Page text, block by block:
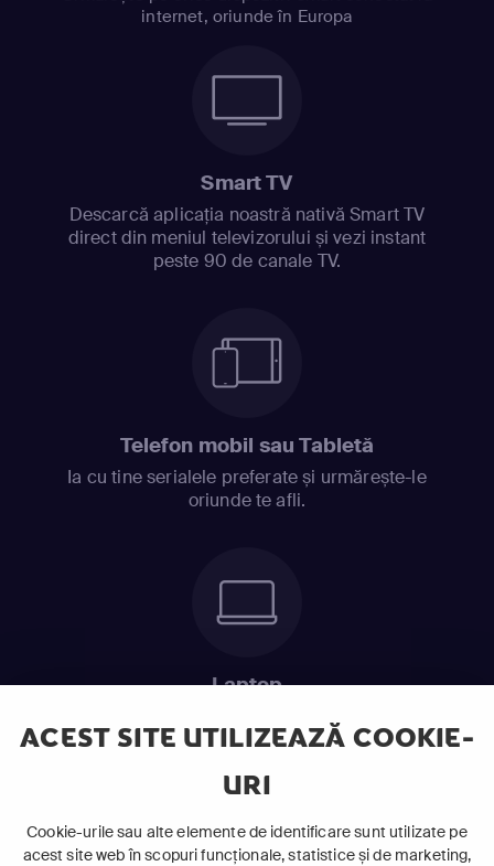
ACEST SITE UTILIZEAZĂ COOKIE-
URI
Cookie-urile sau alte elemente de identificare sunt utilizate pe
acest site web în scopuri funcționale, statistice și de marketing,
internet, oriunde în Europa
Smart TV
Descarcă aplicația noastră nativă Smart TV
direct din meniul televizorului și vezi instant
peste 90 de canale TV.
Telefon mobil sau Tabletă
Ia cu tine serialele preferate și urmărește-le
oriunde te afli.
Laptop
ABONEAZĂ-TE ACUM
Cerințe de sistem